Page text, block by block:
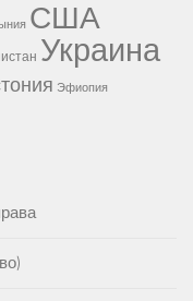
США
Украина
Эфиопия